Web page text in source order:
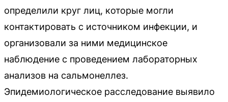
определили круг лиц, которые могли
контактировать с источником инфекции, и
организовали за ними медицинское
наблюдение с проведением лабораторных
анализов на сальмонеллез.
Эпидемиологическое расследование выявило